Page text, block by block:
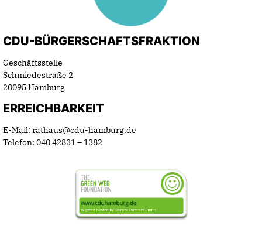
CDU-BÜRGERSCHAFTSFRAKTION
Geschäftsstelle
Schmiedestraße 2
20095 Hamburg
ERREICHBARKEIT
E-Mail: rathaus@cdu-hamburg.de
Telefon: 040 42831 – 1382